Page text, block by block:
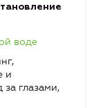
воде
и
за глазами,